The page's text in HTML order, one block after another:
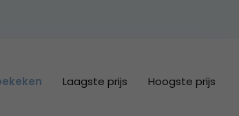
Laagste prijs Hoogste prijs